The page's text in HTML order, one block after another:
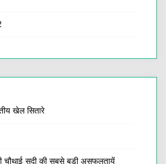
खेल सितारे
चौथाई सदी की सबसे बड़ी असफलतायें